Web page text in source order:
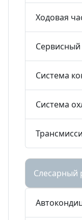
Ходовая
Сервисный
Система
Система
Слесарный